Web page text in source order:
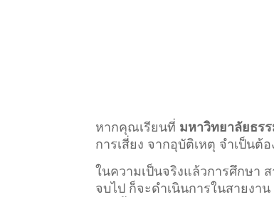
หากคุณเรียนที่ มหาวิทยาลัยธร
การเสี่ยง จากอุบัติเหตุ จำเป็นต้
ในความเป็นจริงแล้วการศึกษา
จบไป ก็จะดำเนินการในสายงา